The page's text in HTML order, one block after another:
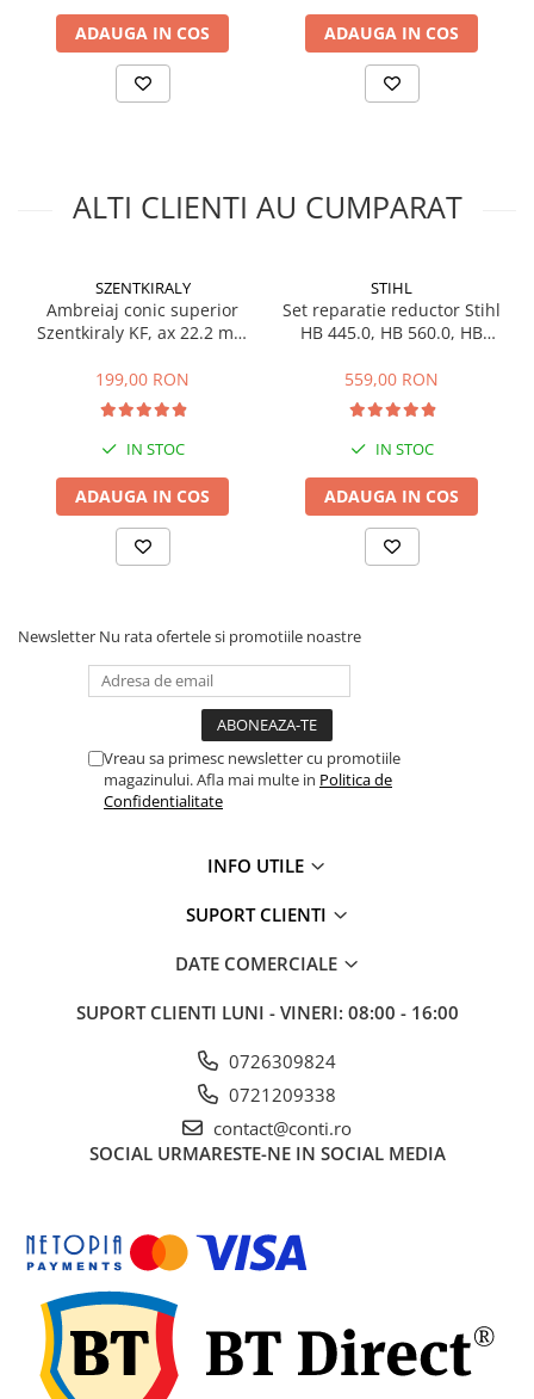
Vibratoare beton
Rigle vibrante
Scarificatoare beton
Aplicatoare cu banda
Sisteme pompare
Pompe glet cu snec
Pompe spuma poliuretanica
Accesorii sisteme pompare
Compactoare
Maiuri compactoare
Placi compactoare unidirectionale
Placi compactoare reversibile
Cilindri vibrocompactori
Depozitare, transport si protectie
Scari de lucru si schele
Echipamente de ridicat
Accesorii pentru depozitare,
Masini de sapat santuri (Trenchere)
Tubulatura evacuare deseuri
Parapeti rutieri
Arzatoare izolatii cu gaz
Scule si unelte
Scule electrice
ADAUGA IN COS ADAUGA IN COS
ALTI CLIENTI AU CUMPARAT
SZENTKIRALY
Ambreiaj conic superior
Szentkiraly KF, ax 22.2 mm
199,00 RON
IN STOC
ADAUGA IN COS
STIHL
Set reparatie reductor Stihl
HB 445.0, HB 560.0, HB
559,00 RON
IN STOC
ADAUGA IN COS
Newsletter Nu rata ofertele si promotiile noastre
Vreau sa primesc newsletter cu promotiile
magazinului. Afla mai multe in Politica de
Confidentialitate
INFO UTILE
SUPORT CLIENTI
DATE COMERCIALE
SUPORT CLIENTI LUNI - VINERI: 08:00 - 16:00
0726309824
0721209338
contact@conti.ro
SOCIAL URMARESTE-NE IN SOCIAL MEDIA